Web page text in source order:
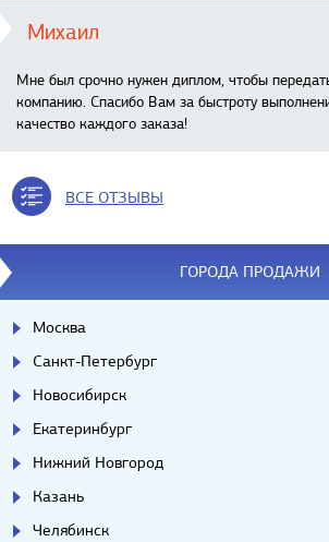
Михаил
Мне был срочно нужен диплом, чтобы
компанию. Спасибо Вам за быстроту
качество каждого заказа!
ВСЕ ОТЗЫВЫ
ГОРОДА ПРОДАЖИ
Москва
Санкт-Петербург
Новосибирск
Екатеринбург
Нижний Новгород
Казань
Челябинск